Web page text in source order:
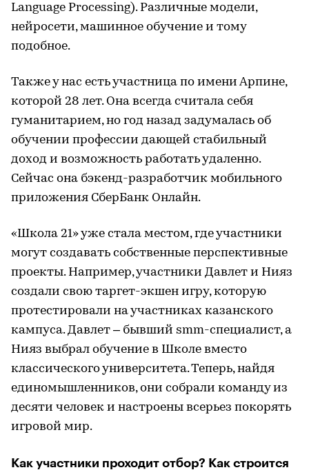
Language Processing). Различные модели,
нейросети, машинное обучение и тому
подобное.
Также у нас есть участница по имени Арпине,
которой 28 лет. Она всегда считала себя
гуманитарием, но год назад задумалась об
обучении профессии дающей стабильный
доход и возможность работать удаленно.
Сейчас она бэкенд-разработчик мобильного
приложения СберБанк Онлайн.
«Школа 21» уже стала местом, где участники
могут создавать собственные перспективные
проекты. Например, участники Давлет и Нияз
создали свою таргет-экшен игру, которую
протестировали на участниках казанского
кампуса. Давлет – бывший smm-специалист, а
Нияз выбрал обучение в Школе вместо
классического университета. Теперь, найдя
единомышленников, они собрали команду из
десяти человек и настроены всерьез покорять
игровой мир.
Как участники проходит отбор? Как строится